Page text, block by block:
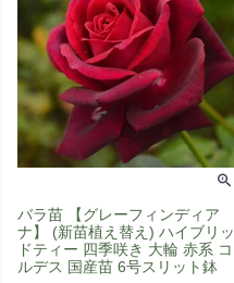
バラ苗 【グレーフィンディア
ナ】 (新苗植え替え) ハイブリッ
ドティー 四季咲き 大輪 赤系 コ
ルデス 国産苗 6号スリット鉢